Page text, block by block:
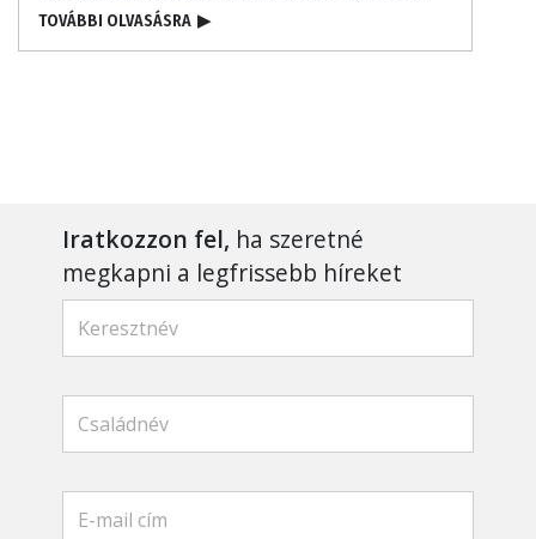
TOVÁBBI OLVASÁSRA ▶
Iratkozzon fel, ha szeretné
megkapni a legfrissebb híreket